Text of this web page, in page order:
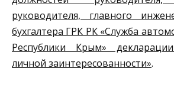
руководителя, главного
бухгалтера ГРК РК «Служба
Республики Крым»
личной заинтересованности».